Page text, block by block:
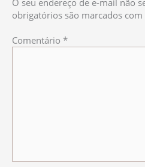
obrigatórios são marcados com
Comentário *